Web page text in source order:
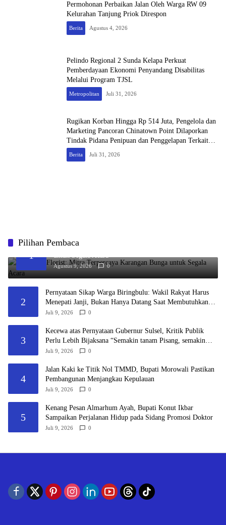
Permohonan Perbaikan Jalan Oleh Warga RW 09
Kelurahan Tanjung Priok Direspon
Berita Agustus 4, 2026
Pelindo Regional 2 Sunda Kelapa Perkuat
Pemberdayaan Ekonomi Penyandang Disabilitas
Melalui Program TJSL
Metropolitan Juli 31, 2026
Rugikan Korban Hingga Rp 514 Juta, Pengelola dan
Marketing Pancoran Chinatown Point Dilaporkan
Tindak Pidana Penipuan dan Penggelapan Terkait
Sewa-Menyewa Toko
Berita Juli 31, 2026
Pilihan Pembaca
1
Bloomora Florist: Mitra Terpercaya Karangan Bunga
untuk Segala Acara
Agustus 9, 2026 0
2
Pernyataan Sikap Warga Biringbulu: Wakil Rakyat Harus
Menepati Janji, Bukan Hanya Datang Saat Membutuhkan
Suara
Juli 9, 2026 0
3
Kecewa atas Pernyataan Gubernur Sulsel, Kritik Publik
Perlu Lebih Bijaksana “Semakin tanam Pisang, semakin
saya tidak Kerjai”
Juli 9, 2026 0
4
Jalan Kaki ke Titik Nol TMMD, Bupati Morowali Pastikan
Pembangunan Menjangkau Kepulauan
Juli 9, 2026 0
5
Kenang Pesan Almarhum Ayah, Bupati Konut Ikbar
Sampaikan Perjalanan Hidup pada Sidang Promosi Doktor
Juli 9, 2026 0